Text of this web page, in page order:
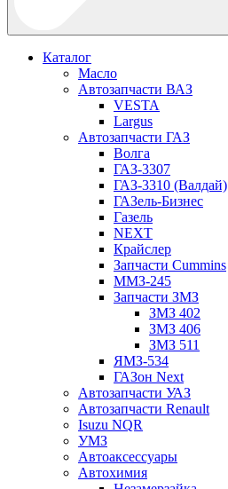
Каталог
Масло
Автозапчасти ВАЗ
VESTA
Largus
Автозапчасти ГАЗ
Волга
ГАЗ-3307
ГАЗ-3310 (Валдай)
ГАЗель-Бизнес
Газель
NEXT
Крайслер
Запчасти Cummins
ММЗ-245
Запчасти ЗМЗ
ЗМЗ 402
ЗМЗ 406
ЗМЗ 511
ЯМЗ-534
ГАЗон Next
Автозапчасти УАЗ
Автозапчасти Renault
Isuzu NQR
УМЗ
Автоаксессуары
Автохимия